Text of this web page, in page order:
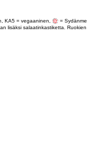
KA5 = vegaaninen,
=
lisäksi salaatinkastiketta.